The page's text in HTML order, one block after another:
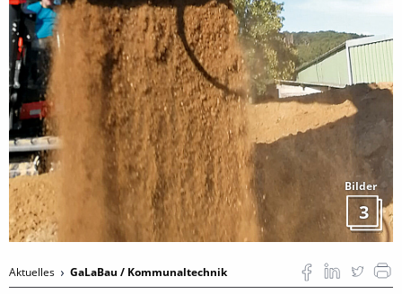
Bilder
3
Aktuelles GaLaBau / Kommunaltechnik